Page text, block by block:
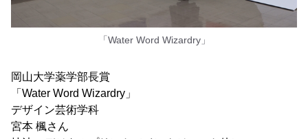
「Water Word Wizardry」
岡山大学薬学部長賞
「Water Word Wizardry」
デザイン芸術学科
宮本 楓さん